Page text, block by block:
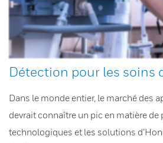
Détection pour les soins
Dans le monde entier, le marché des
devrait connaître un pic en matière de
technologiques et les solutions